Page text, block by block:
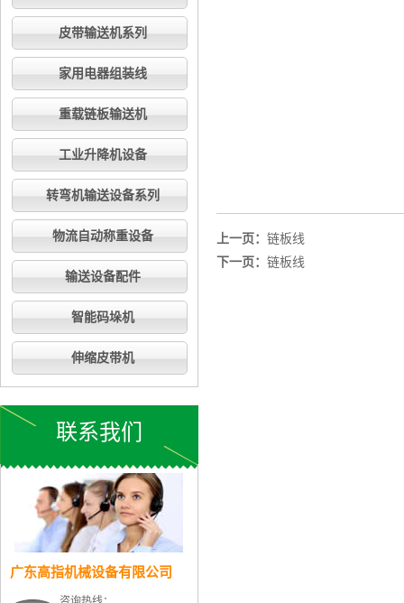
皮带输送机系列
家用电器组装线
重载链板输送机
工业升降机设备
转弯机输送设备系列
物流自动称重设备
输送设备配件
智能码垛机
伸缩皮带机
联系我们
广东高指机械设备有限公司
上一页： 链板线
下一页： 链板线